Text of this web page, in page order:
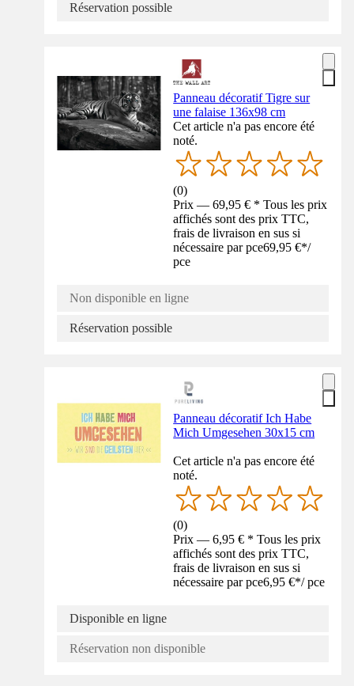
Réservation possible
Panneau décoratif Tigre sur
une falaise 136x98 cm
Cet article n'a pas encore été
noté.
(0)
Prix — 69,95 € * Tous les prix
affichés sont des prix TTC,
frais de livraison en sus si
nécessaire par pce69,95 €*/
pce
Non disponible en ligne
Réservation possible
Panneau décoratif Ich Habe
Mich Umgesehen 30x15 cm
Cet article n'a pas encore été
noté.
(0)
Prix — 6,95 € * Tous les prix
affichés sont des prix TTC,
frais de livraison en sus si
nécessaire par pce6,95 €*/ pce
Disponible en ligne
Réservation non disponible